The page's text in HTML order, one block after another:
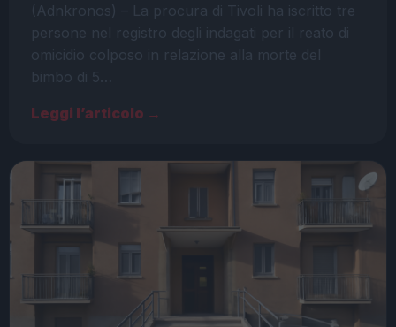
(Adnkronos) – La procura di Tivoli ha iscritto tre
persone nel registro degli indagati per il reato di
omicidio colposo in relazione alla morte del
bimbo di 5…
Leggi l’articolo →